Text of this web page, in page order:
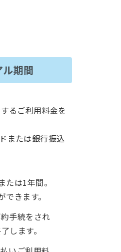
期間
るご利用料金を
または銀行振込
は1年間。
きます。
手続をされ
します。